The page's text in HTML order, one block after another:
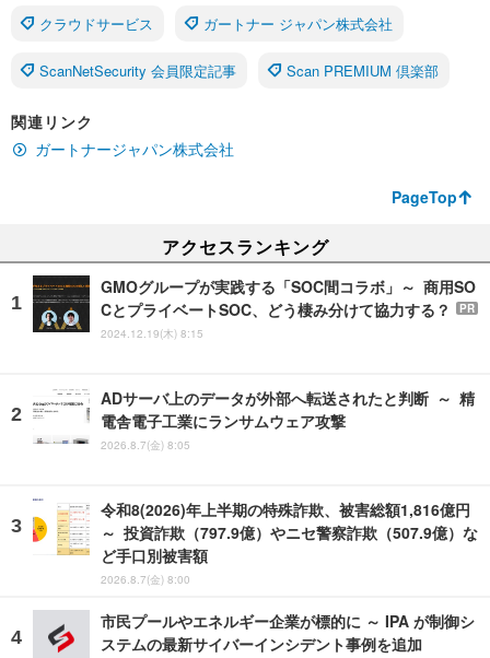
クラウドサービス ガートナー ジャパン株式会社
ScanNetSecurity 会員限定記事 Scan PREMIUM 倶楽部
関連リンク
ガートナージャパン株式会社
PageTop
アクセスランキング
GMOグループが実践する「SOC間コラボ」～ 商用SO
CとプライベートSOC、どう棲み分けて協力する？
PR
2024.12.19(木) 8:15
ADサーバ上のデータが外部へ転送されたと判断 ～ 精
電舎電子工業にランサムウェア攻撃
2026.8.7(金) 8:05
令和8(2026)年上半期の特殊詐欺、被害総額1,816億円
～ 投資詐欺（797.9億）やニセ警察詐欺（507.9億）な
ど手口別被害額
2026.8.7(金) 8:00
市民プールやエネルギー企業が標的に ～ IPA が制御シ
ステムの最新サイバーインシデント事例を追加